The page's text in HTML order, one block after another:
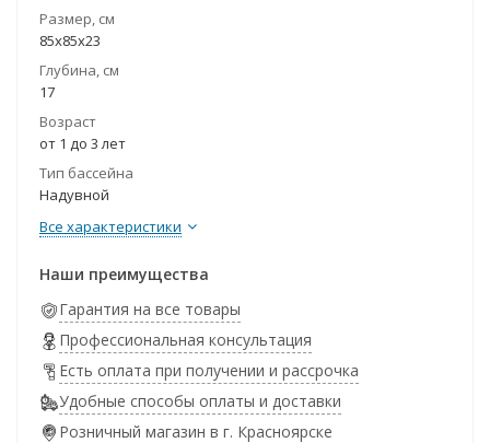
Размер, см
85х85х23
Глубина, см
17
Возраст
от 1 до 3 лет
Тип бассейна
Надувной
Все характеристики
Наши преимущества
Гарантия на все товары
Профессиональная консультация
Есть оплата при получении и рассрочка
Удобные способы оплаты и доставки
Розничный магазин в г. Красноярске